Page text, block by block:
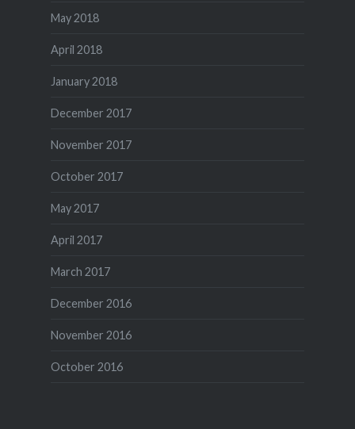
May 2018
April 2018
January 2018
December 2017
November 2017
October 2017
May 2017
April 2017
March 2017
December 2016
November 2016
October 2016